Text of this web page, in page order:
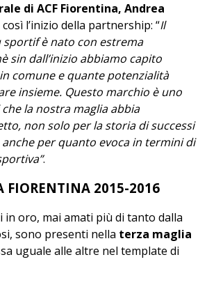
di ACF Fiorentina, Andrea
l’inizio della partnership: “Il
sportif è nato con estrema
sin dall’inizio abbiamo capito
comune e quante potenzialità
insieme. Questo marchio è uno
la nostra maglia abbia
non solo per la storia di successi
per quanto evoca in termini di
.
FIORENTINA 2015-2016
oro, mai amati più di tanto dalla
sono presenti nella terza maglia
uguale alle altre nel template di